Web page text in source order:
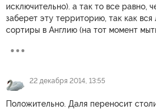
исключительно). а так то все равно,
заберет эту территорию, так как
сортиры в Англию (на тот момент
22 декабря 2014, 13:55
Положительно. Даля переносит